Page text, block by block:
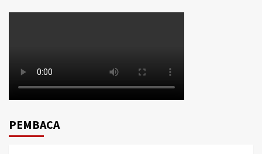
PEMBACA